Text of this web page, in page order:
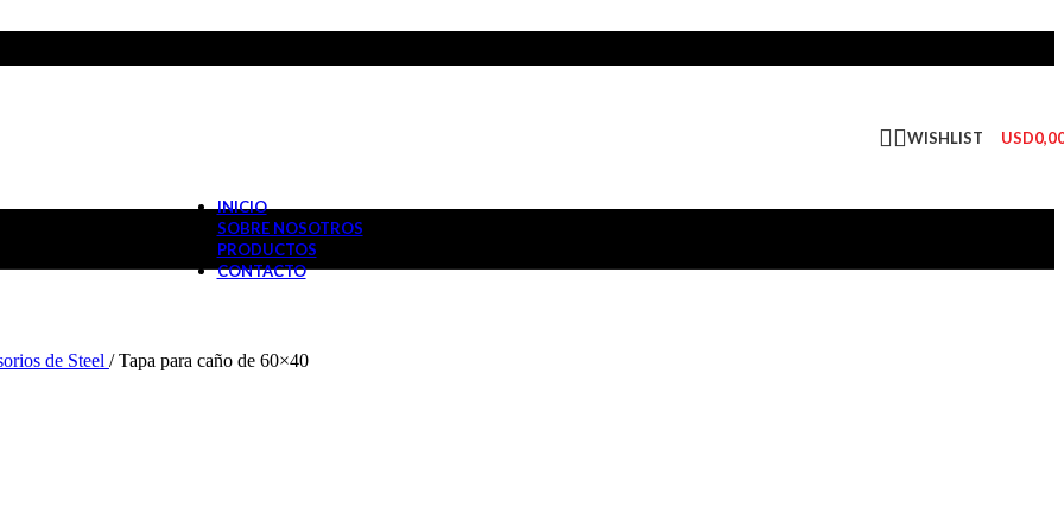
WISHLIST USD
INICIO
SOBRE NOSOTROS
PRODUCTOS
CONTACTO
de Steel / Tapa para caño de 60×40